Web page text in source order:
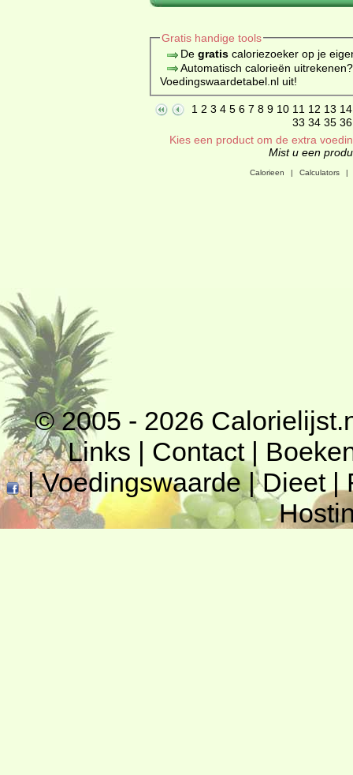
Gratis handige tools
De gratiscaloriezoeker op je
Automatisch calorieën
Voedingswaardetabel.nl uit!
1 2 3 4 5 6 7 8 9 10 11 12 13 14
33 34 35 36
Kies een product om de extra
Mist u een
Calorieen | Calculators |
© 2005 - 2026
Links | Contact|
|Voedingswaarde|Dieet|